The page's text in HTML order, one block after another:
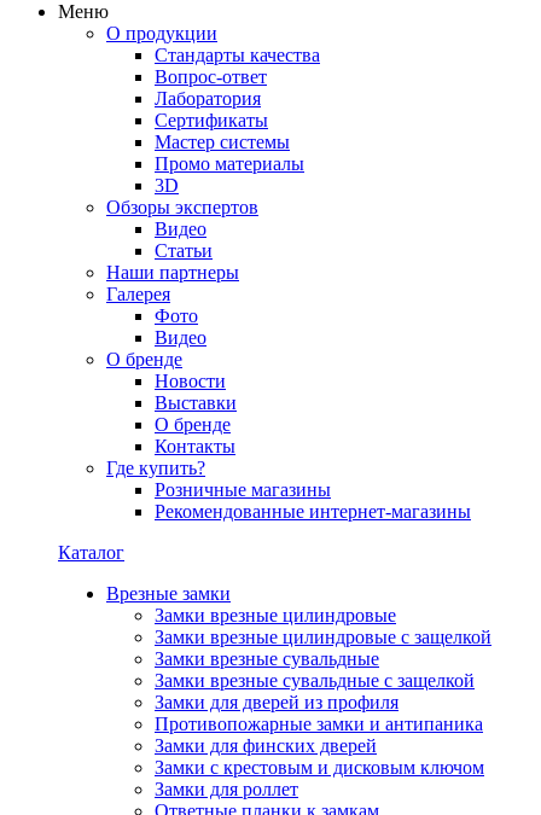
Меню
О продукции
Стандарты качества
Вопрос-ответ
Лаборатория
Сертификаты
Мастер системы
Промо материалы
3D
Обзоры экспертов
Видео
Статьи
Наши партнеры
Галерея
Фото
Видео
О бренде
Новости
Выставки
О бренде
Контакты
Где купить?
Розничные магазины
Рекомендованные интернет-магазины
Каталог
Врезные замки
Замки врезные цилиндровые
Замки врезные цилиндровые с защелкой
Замки врезные сувальдные
Замки врезные сувальдные с защелкой
Замки для дверей из профиля
Противопожарные замки и антипаника
Замки для финских дверей
Замки с крестовым и дисковым ключом
Замки для роллет
Ответные планки к замкам